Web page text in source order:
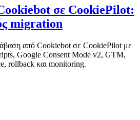
σε CookiePilot:
migration
από Cookiebot σε CookiePilot με
Google Consent Mode v2, GTM,
rollback και monitoring.